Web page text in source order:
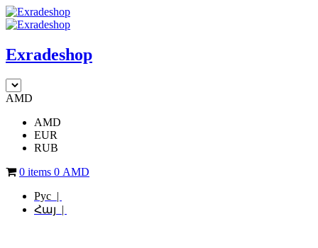
Exradeshop
AMD
AMD
EUR
RUB
0 items 0 AMD
Рус |
Հայ |